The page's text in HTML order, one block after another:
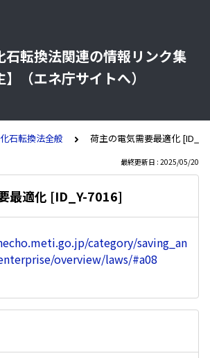
石転換法関連の情報リンク集
】（エネ庁サイトへ）
石転換法全般 荷主の電気需要最適化 [ID_Y-
最終更新日 : 2025/05/20
最適化 [ID_Y-7016]
category/saving_an
overview/laws/#a08